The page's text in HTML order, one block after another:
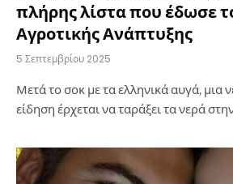
πλήρης λίστα που έδωσε
Αγροτικής Ανάπτυξης
5 Σεπτεμβρίου 2025
Μετά το σοκ με τα ελληνικά αυγά, μια
είδηση έρχεται να ταράξει τα νερά